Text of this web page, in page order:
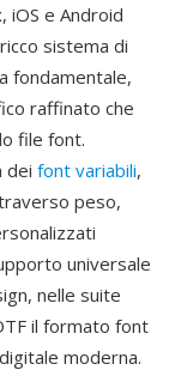
iOS e Android
sistema di
fondamentale,
raffinato che
file font.
dei font variabili,
peso,
universale
nelle suite
il formato font
moderna.